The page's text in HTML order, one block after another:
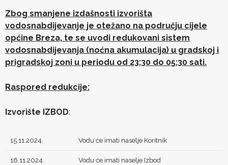
Zbog smanjene izdašnosti izvorišta
vodosnabdijevanje je otežano na području cijele
općine Breza, te se uvodi redukovani sistem
vodosnabdijevanja (noćna akumulacija) u gradskoj i
prigradskoj zoni u periodu od 23:30 do 05:30 sati.
Raspored redukcije:
Izvorište IZBOD:
15.11.2024. Vodu će imati naselje Koritnik
16.11.2024. Vodu će imati naselje Izbod